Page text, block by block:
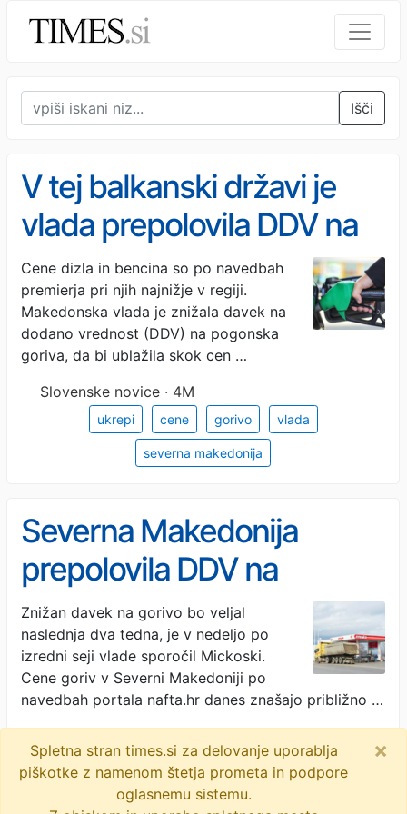
Išči
V tej balkanski državi je
vlada prepolovila DDV na
pogonska goriva
Cene dizla in bencina so po navedbah
premierja pri njih najnižje v regiji.
Makedonska vlada je znižala davek na
dodano vrednost (DDV) na pogonska
goriva, da bi ublažila skok cen …
Slovenske novice · 4M
ukrepi cene gorivo vlada
severna makedonija
Severna Makedonija
prepolovila DDV na
pogonska goriva
Znižan davek na gorivo bo veljal
naslednja dva tedna, je v nedeljo po
izredni seji vlade sporočil Mickoski.
Cene goriv v Severni Makedoniji po
navedbah portala nafta.hr danes znašajo približno …
makedonska vlada ddv na pogonska goriva
skok cene severna makedonija
Spletna stran times.si za delovanje uporablja
piškotke z namenom štetja prometa in podpore
oglasnemu sistemu.
×